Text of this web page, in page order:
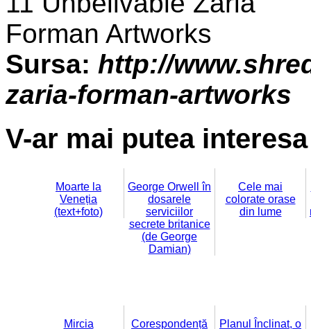
Sursa: http://
zaria-forman-artworks
V-ar mai putea
Moarte la
Veneția
(text+foto)
George Orwell în
dosarele
serviciilor
secrete britanice
(de George
Damian)
Cele mai
colorate orase
din lume
Mircia
Corespondență
Planul Înclinat, o